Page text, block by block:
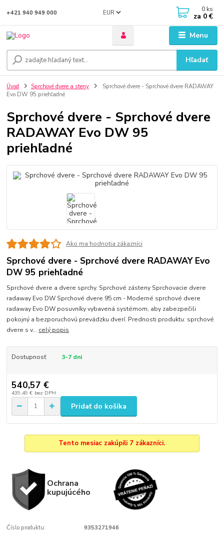
Menu
EUR
Hľadať
+421 940 949 000 0 ks
za 0 €
Úvod Sprchové dvere a steny
Sprchové dvere - Sprchové dvere RADAWAY
Evo DW 95 priehľadné
Sprchové dvere - Sprchové dvere
RADAWAY Evo DW 95
priehľadné
Ako ma hodnotia zákazníci
Sprchové dvere - Sprchové dvere RADAWAY Evo
DW 95 priehľadné
Sprchové dvere a dvere sprchy. Sprchové zásteny Sprchovacie dvere
radaway Evo DW Sprchové dvere 95 cm - Moderné sprchové dvere
radaway Evo DW posuvníky vybavená systémom, aby zabezpečili
pokojný a bezporuchovú prevádzku dverí. Prednosti produktu: sprchové
dvere s v... celý popis
Dostupnosť 3-7 dni
540,57 €
439,49 € bez DPH
Pridať do košíka
Tento mesiac zakúpili 7 zákazníci.
Ochrana
kupujúcého
Číslo produktu: 9353271946